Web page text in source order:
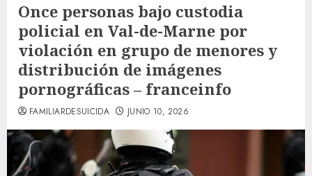
Once personas bajo custodia
policial en Val-de-Marne por
violación en grupo de menores y
distribución de imágenes
pornográficas – franceinfo
FAMILIARDESUICIDA JUNIO 10, 2026